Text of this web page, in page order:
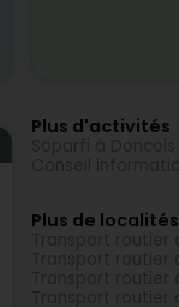
Plus d'activités
Plus de localités